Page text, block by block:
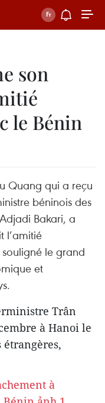
son
le Bénin
Quang qui a reçu
béninois des
Bakari, a
l’amitié
le grand
et
Trân
à Hanoi le